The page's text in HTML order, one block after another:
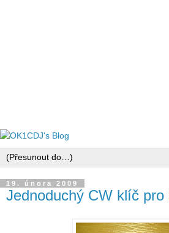
19. února 2009
Jednoduchý CW klíč pro